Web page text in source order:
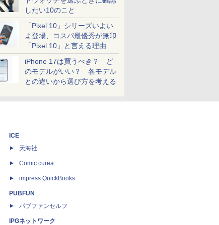
したい10のこと
「Pixel 10」シリーズいよい
よ登場、コスパ最優秀が無印
「Pixel 10」と言える理由
iPhone 17は買うべき？ ど
のモデルがいい？ 各モデル
との違いから選び方を考える
ICE
天海社
Comic curea
impress QuickBooks
PUBFUN
パブファンセルフ
IPGネットワーク